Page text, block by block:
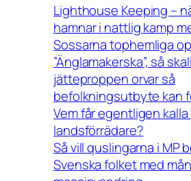
Lighthouse Keeping –
hamnar i nattlig kamp
Sossarna tophemliga
”Änglamakerska”, så
jätteproppen orvar så
befolkningsutbyte kan
Vem får egentligen
landsförrädare?
Så vill quslingarna i MP
Svenska folket med